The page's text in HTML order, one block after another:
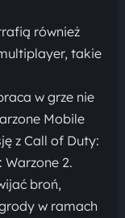
również
takie
w grze nie
Mobile
z Call of Duty:
2.
broń,
w ramach